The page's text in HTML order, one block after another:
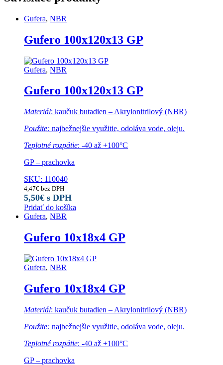
Gufera, NBR
Gufero 100x120x13 GP
Gufera, NBR
Gufero 100x120x13 GP
Materiál: kaučuk butadien – Akrylonitrilový (NBR)
Použite: najbežnejšie využitie, odoláva vode, oleju.
Teplotné rozpätie: -40 až +100°C
GP – prachovka
SKU: 110040
4,47€ bez DPH
5,50€ s DPH
Pridať do košíka
Gufera, NBR
Gufero 10x18x4 GP
Gufera, NBR
Gufero 10x18x4 GP
Materiál: kaučuk butadien – Akrylonitrilový (NBR)
Použite: najbežnejšie využitie, odoláva vode, oleju.
Teplotné rozpätie: -40 až +100°C
GP – prachovka